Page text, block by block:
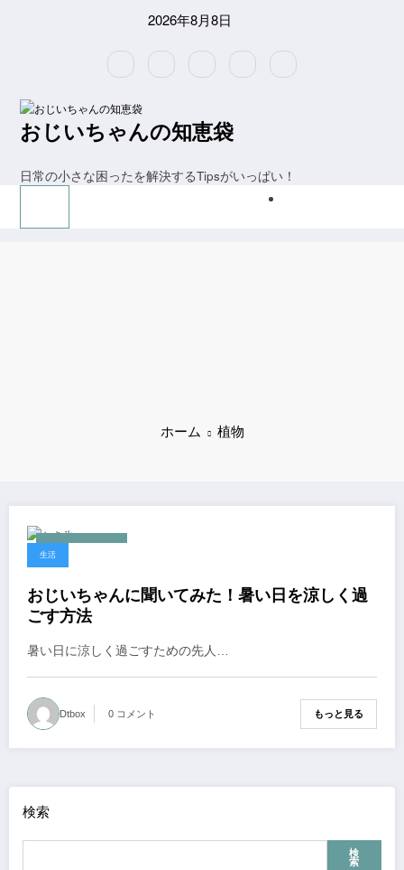
2026年8月8日
おじいちゃんの知恵袋
日常の小さな困ったを解決するTipsがいっぱい！
ホーム 植物
生活
おじいちゃんに聞いてみた！暑い日を涼しく過
ごす方法
暑い日に涼しく過ごすための先人…
Dtbox 0 コメント もっと見る
検索
検
索